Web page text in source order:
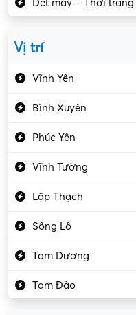
Dệt may – Thời trang
Kiểm soát chất lượng
Vị trí
Vĩnh Yên
Bình Xuyên
Phúc Yên
Vĩnh Tường
Lập Thạch
Sông Lô
Tam Dương
Tam Đảo